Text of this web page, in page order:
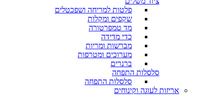
פלטות למריחה ושפכטלים
שקפים ומקלות
מד טמפרטורה
כדי מדידה
מברשות ומריות
מערוכים ומטרפות
ברנרים
סלסלות התפחה
סלסלות התפחה
אריזות לעוגה וקינוחים